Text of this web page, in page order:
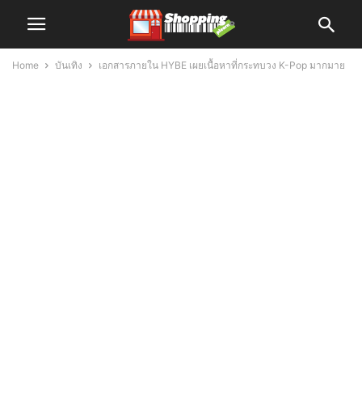
Home บันเทิง เอกสารภายใน HYBE เผยเนื้อหาที่กระทบวง K-Pop มากมาย